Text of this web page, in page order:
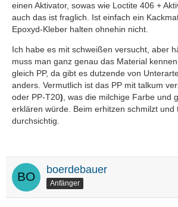
einen Aktivator, sowas wie Loctite 406 +
auch das ist fraglich. Ist einfach ein
Epoxyd-Kleber halten ohnehin nicht.
Ich habe es mit schweißen versucht, aber
muss man ganz genau das Material
gleich PP, da gibt es dutzende von
anders. Vermutlich ist das PP mit talkum
oder PP-T20) , was die milchige Farbe und
erklären würde. Beim erhitzen schmilzt und
durchsichtig.
boerdebauer
Anfänger